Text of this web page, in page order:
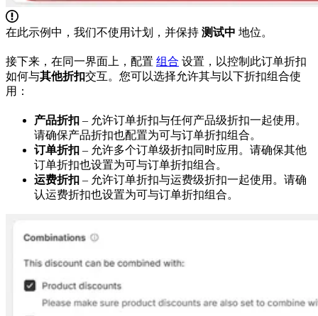
在此示例中，我们不使用计划，并保持 测试中 地位。
接下来，在同一界面上，配置 组合 设置，以控制此订单折扣
如何与其他折扣交互。您可以选择允许其与以下折扣组合使
用：
产品折扣 – 允许订单折扣与任何产品级折扣一起使用。
请确保产品折扣也配置为可与订单折扣组合。
订单折扣 – 允许多个订单级折扣同时应用。请确保其他
订单折扣也设置为可与订单折扣组合。
运费折扣 – 允许订单折扣与运费级折扣一起使用。请确
认运费折扣也设置为可与订单折扣组合。